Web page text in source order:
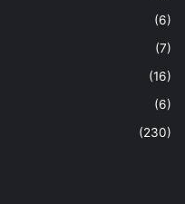
(6)
(7)
(16)
(6)
(230)